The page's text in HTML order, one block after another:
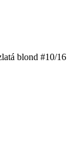
blond #10/16